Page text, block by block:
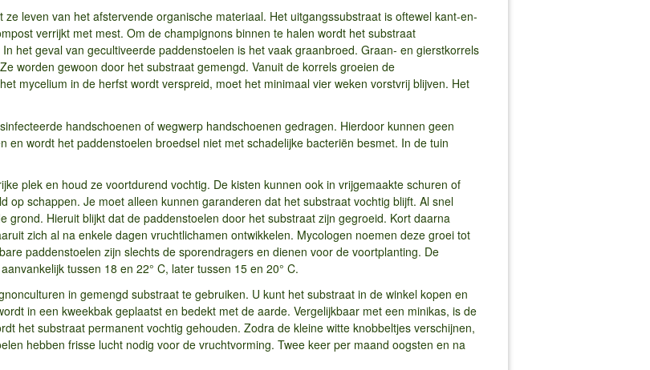
leven van het afstervende organische materiaal. Het uitgangssubstraat is oftewel kant-en-
verrijkt met mest. Om de champignons binnen te halen wordt het substraat
het geval van gecultiveerde paddenstoelen is het vaak graanbroed. Graan- en gierstkorrels
worden gewoon door het substraat gemengd. Vanuit de korrels groeien de
mycelium in de herfst wordt verspreid, moet het minimaal vier weken vorstvrij blijven. Het
handschoenen of wegwerp handschoenen gedragen. Hierdoor kunnen geen
en wordt het paddenstoelen broedsel niet met schadelijke bacteriën besmet. In de tuin
plek en houd ze voortdurend vochtig. De kisten kunnen ook in vrijgemaakte schuren of
op schappen. Je moet alleen kunnen garanderen dat het substraat vochtig blijft. Al snel
grond. Hieruit blijkt dat de paddenstoelen door het substraat zijn gegroeid. Kort daarna
zich al na enkele dagen vruchtlichamen ontwikkelen. Mycologen noemen deze groei tot
paddenstoelen zijn slechts de sporendragers en dienen voor de voortplanting. De
tussen 18 en 22° C, later tussen 15 en 20° C.
in gemengd substraat te gebruiken. U kunt het substraat in de winkel kopen en
in een kweekbak geplaatst en bedekt met de aarde. Vergelijkbaar met een minikas, is de
het substraat permanent vochtig gehouden. Zodra de kleine witte knobbeltjes verschijnen,
hebben frisse lucht nodig voor de vruchtvorming. Twee keer per maand oogsten en na